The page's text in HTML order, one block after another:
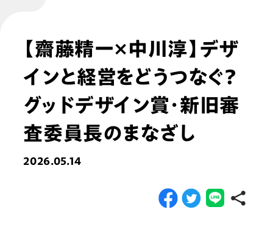
【齋藤精一×中川淳】デザ
インと経営をどうつなぐ？
グッドデザイン賞・新旧審
査委員長のまなざし
2026.05.14